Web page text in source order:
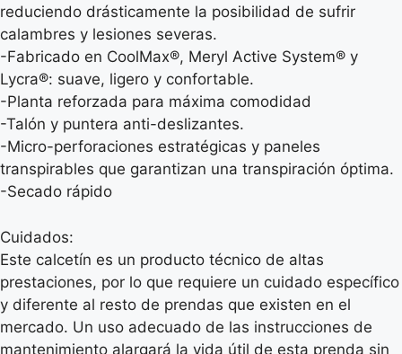
reduciendo drásticamente la posibilidad de sufrir
calambres y lesiones severas.
-Fabricado en CoolMax®, Meryl Active System® y
Lycra®: suave, ligero y confortable.
-Planta reforzada para máxima comodidad
-Talón y puntera anti-deslizantes.
-Micro-perforaciones estratégicas y paneles
transpirables que garantizan una transpiración óptima.
-Secado rápido
Cuidados:
Este calcetín es un producto técnico de altas
prestaciones, por lo que requiere un cuidado específico
y diferente al resto de prendas que existen en el
mercado. Un uso adecuado de las instrucciones de
mantenimiento alargará la vida útil de esta prenda sin